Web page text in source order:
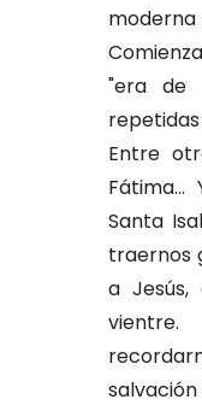
"era de
Entre
Santa
traernos
a